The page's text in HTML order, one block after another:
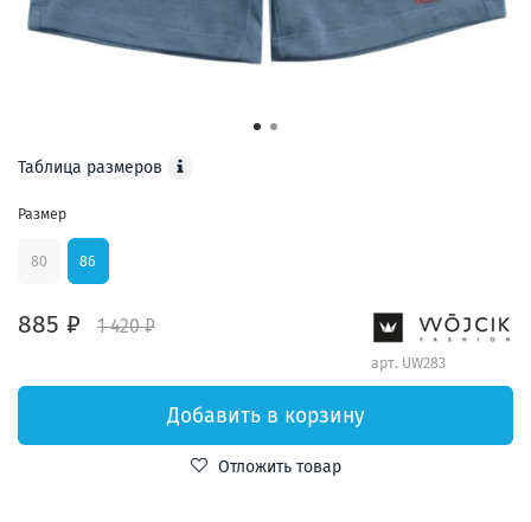
885 ₽ 1 420 ₽
арт. UW283
Таблица размеров
Размер
80 86
Добавить в корзину
Отложить товар